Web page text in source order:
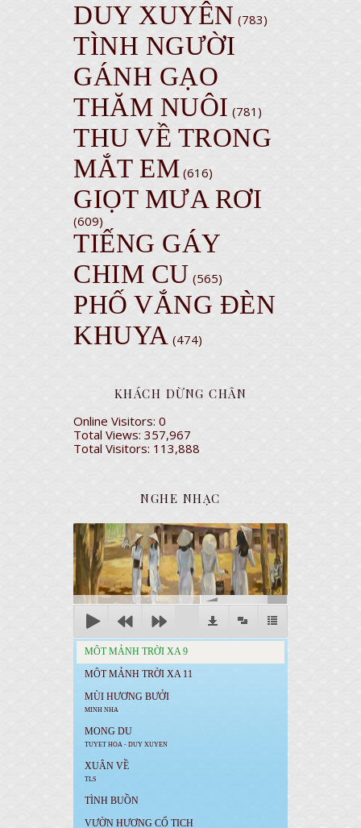
DUY XUYÊN (783)
TÌNH NGƯỜI
GÁNH GẠO
THĂM NUÔI (781)
THU VỀ TRONG
MẮT EM (616)
GIỌT MƯA RƠI
(609)
TIẾNG GÁY
CHIM CU (565)
PHỐ VẮNG ĐÈN
KHUYA (474)
KHÁCH DỪNG CHÂN
Online Visitors:0
Total Views:357,967
Total Visitors: 113,888
NGHE NHẠC
00:00
MÔT MẢNH TRỜI XA 9
MÔT MẢNH TRỜI XA 11
MÙI HƯƠNG BƯỞI
MINH NHA
MONG DU
TUYET HOA - DUY XUYEN
XUÂN VỀ
TLS
TÌNH BUỒN
VƯỜN HƯƠNG CỔ TICH